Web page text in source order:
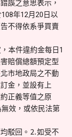
誤之意思表示，
年12月20日以
不得依系爭買賣
本件違約金每日1
賠償總額預定型
市地政局之不動
金，並設有上
正義等值之原
效，或依民法第
駁回。⒉如受不